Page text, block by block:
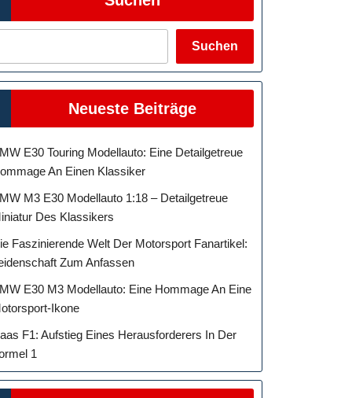
Suchen
Neueste Beiträge
E30 Touring Modellauto: Eine Detailgetreue
An Einen Klassiker
M3 E30 Modellauto 1:18 – Detailgetreue
Des Klassikers
Faszinierende Welt Der Motorsport Fanartikel:
Zum Anfassen
E30 M3 Modellauto: Eine Hommage An Eine
Ikone
F1: Aufstieg Eines Herausforderers In Der
1